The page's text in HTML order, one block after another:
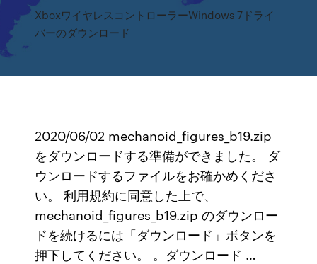
XboxワイヤレスコントローラーWindows 7ドライ
バーのダウンロード
2020/06/02 mechanoid_figures_b19.zip
をダウンロードする準備ができました。 ダ
ウンロードするファイルをお確かめくださ
い。 利用規約に同意した上で、
mechanoid_figures_b19.zip のダウンロー
ドを続けるには「ダウンロード」ボタンを
押下してください。 。ダウンロード …